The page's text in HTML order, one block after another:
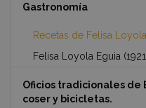
Gastronomía
Recetas de Felisa Loyola
Felisa Loyola Eguia
Oficios tradicionales de
coser y bicicletas.